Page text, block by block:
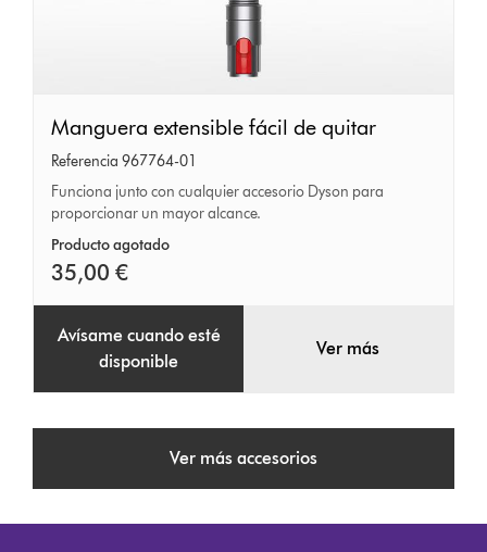
Manguera
extensible
fácil
de
quitar
Manguera extensible fácil de quitar
Referencia 967764-01
Funciona junto con cualquier accesorio Dyson para
proporcionar un mayor alcance.
Producto agotado
35,00 €
Avísame cuando esté
disponible
Ver más
Ver más accesorios